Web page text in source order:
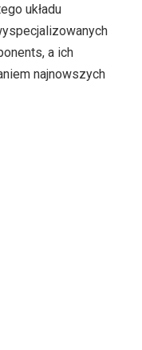
układu
a ich
najnowszych